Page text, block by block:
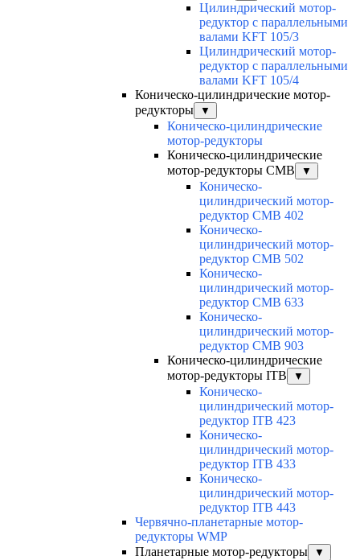
Цилиндрический мотор-
редуктор с параллельными
валами KFT 105/3
Цилиндрический мотор-
редуктор с параллельными
валами KFT 105/4
Коническо-цилиндрические мотор-
редукторы
▼
Коническо-цилиндрические
мотор-редукторы
Коническо-цилиндрические
мотор-редукторы CMB
▼
Коническо-
цилиндрический мотор-
редуктор CMB 402
Коническо-
цилиндрический мотор-
редуктор CMB 502
Коническо-
цилиндрический мотор-
редуктор CMB 633
Коническо-
цилиндрический мотор-
редуктор CMB 903
Коническо-цилиндрические
мотор-редукторы ITB
▼
Коническо-
цилиндрический мотор-
редуктор ITB 423
Коническо-
цилиндрический мотор-
редуктор ITB 433
Коническо-
цилиндрический мотор-
редуктор ITB 443
Червячно-планетарные мотор-
редукторы WMP
Планетарные мотор-редукторы
▼